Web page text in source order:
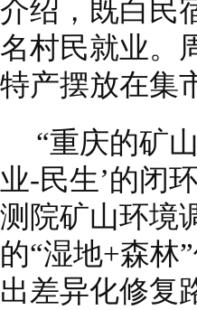
介绍，既白民
名村民就业。
特产摆放在集
“重庆的矿
业-民生’的闭
测院矿山环境
的“湿地+森林
出差异化修复